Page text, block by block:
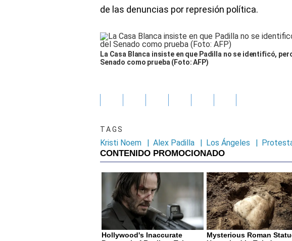
de las denuncias por represión política.
La Casa Blanca insiste en que Padilla no se identificó,
Senado como prueba (Foto: AFP)
TAGS
Kristi Noem | Alex Padilla | Los Ángeles |